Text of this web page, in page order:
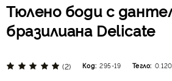
Тюлено боди с
бразилиана Delicate
(2) Код: 295-19 Тегло: 0.120